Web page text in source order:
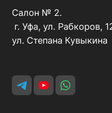
Салон № 2.
г. Уфа, ул. Рабкоров,
ул. Степана Кувыкина